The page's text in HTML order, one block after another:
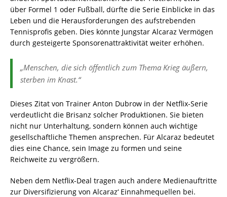
über Formel 1 oder Fußball, dürfte die Serie Einblicke in das
Leben und die Herausforderungen des aufstrebenden
Tennisprofis geben. Dies könnte Jungstar Alcaraz Vermögen
durch gesteigerte Sponsorenattraktivität weiter erhöhen.
„Menschen, die sich öffentlich zum Thema Krieg äußern,
sterben im Knast.“
Dieses Zitat von Trainer Anton Dubrow in der Netflix-Serie
verdeutlicht die Brisanz solcher Produktionen. Sie bieten
nicht nur Unterhaltung, sondern können auch wichtige
gesellschaftliche Themen ansprechen. Für Alcaraz bedeutet
dies eine Chance, sein Image zu formen und seine
Reichweite zu vergrößern.
Neben dem Netflix-Deal tragen auch andere Medienauftritte
zur Diversifizierung von Alcaraz‘ Einnahmequellen bei.